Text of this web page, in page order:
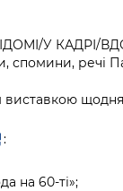
У КАДРІ/
речі
виставкою
:
на 60-ті»;